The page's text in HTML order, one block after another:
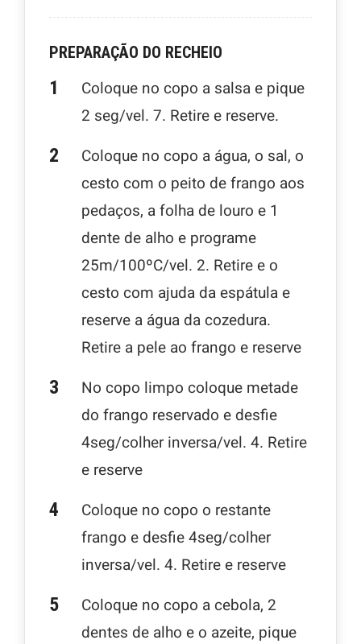
PREPARAÇÃO DO RECHEIO
Coloque no copo a salsa e pique
2 seg/vel. 7. Retire e reserve.
Coloque no copo a água, o sal, o
cesto com o peito de frango aos
pedaços, a folha de louro e 1
dente de alho e programe
25m/100ºC/vel. 2. Retire e o
cesto com ajuda da espátula e
reserve a água da cozedura.
Retire a pele ao frango e reserve
No copo limpo coloque metade
do frango reservado e desfie
4seg/colher inversa/vel. 4. Retire
e reserve
Coloque no copo o restante
frango e desfie 4seg/colher
inversa/vel. 4. Retire e reserve
Coloque no copo a cebola, 2
dentes de alho e o azeite, pique